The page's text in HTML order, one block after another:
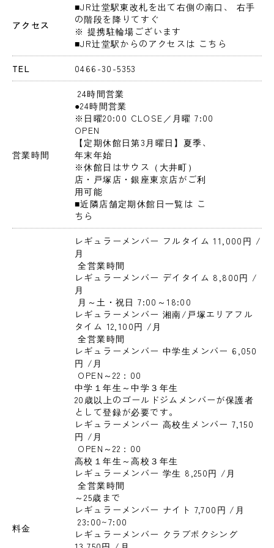
アクセス
■JR辻堂駅東改札を出て右側の南口、 右手
の階段を降りてすぐ
※ 提携駐輪場ございます
■JR辻堂駅からのアクセスは こちら
TEL 0466-30-5353
営業時間
24時間営業
●24時間営業
※日曜20:00 CLOSE／月曜 7:00
OPEN
【定期休館日第3月曜日】夏季、
年末年始
※休館日はサウス（大井町）
店・戸塚店・銀座東京店がご利
用可能
■近隣店舗定期休館日一覧は こ
ちら
料金
レギュラーメンバー フルタイム 11,000円 /
月
全営業時間
レギュラーメンバー デイタイム 8,800円 /
月
月～土・祝日 7:00～18:00
レギュラーメンバー 湘南/戸塚エリアフル
タイム 12,100円 /月
全営業時間
レギュラーメンバー 中学生メンバー 6,050
円 /月
中学１年生～中学３年生
20歳以上のゴールドジムメンバーが保護者
として登録が必要です。
レギュラーメンバー 高校生メンバー 7,150
円 /月
高校１年生～高校３年生
レギュラーメンバー 学生 8,250円 /月
全営業時間
～25歳まで
レギュラーメンバー ナイト 7,700円 /月
23:00~7:00
レギュラーメンバー クラブボクシング